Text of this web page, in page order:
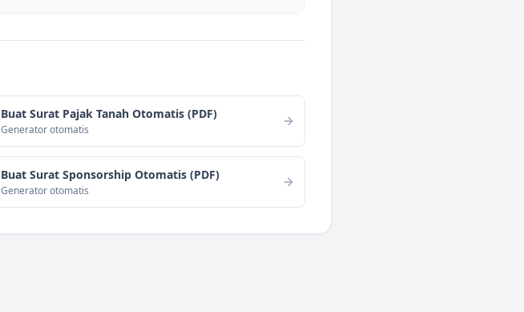
Buat Surat Pajak Tanah Otomatis (PDF)
Generator otomatis
Buat Surat Sponsorship Otomatis (PDF)
Generator otomatis